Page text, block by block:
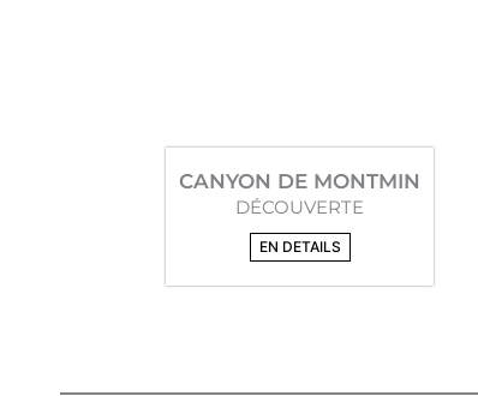
CANYON DE MONTMIN
DÉCOUVERTE
EN DETAILS